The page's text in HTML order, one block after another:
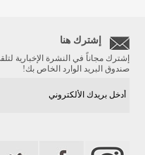
إشترك هنا
إشترك مجاناً في النشرة الإخبارية
صندوق البريد الوارد الخاص بك!